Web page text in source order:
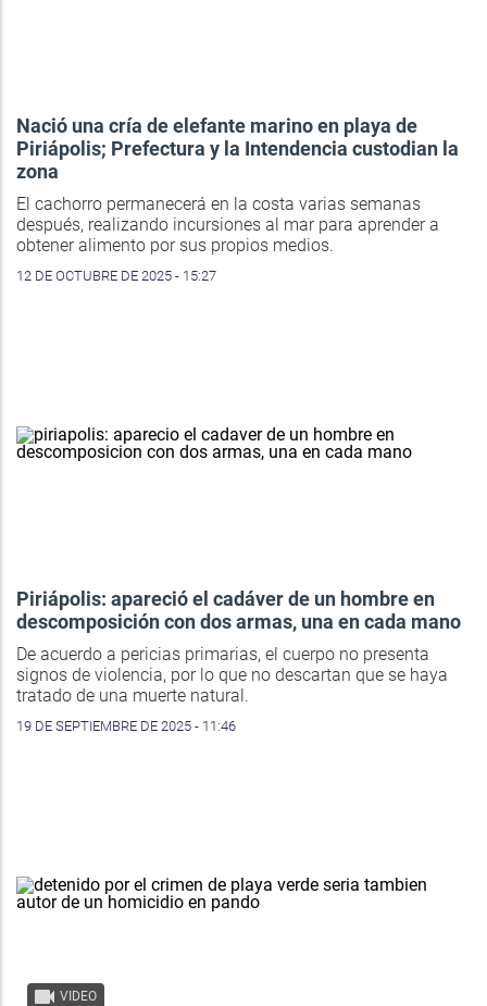
Nació una cría de elefante marino en playa de
Piriápolis; Prefectura y la Intendencia custodian la
zona
El cachorro permanecerá en la costa varias semanas
después, realizando incursiones al mar para aprender a
obtener alimento por sus propios medios.
12 DE OCTUBRE DE 2025 - 15:27
Piriápolis: apareció el cadáver de un hombre en
descomposición con dos armas, una en cada mano
De acuerdo a pericias primarias, el cuerpo no presenta
signos de violencia, por lo que no descartan que se haya
tratado de una muerte natural.
19 DE SEPTIEMBRE DE 2025 - 11:46
VIDEO